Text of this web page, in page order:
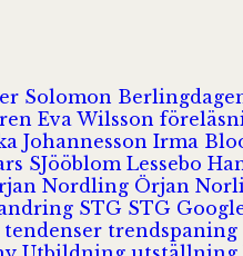
Solomon
Eva Wilsson
Johannesson Irma
SJööblom Lessebo
Nordling Örjan
STG STG
tendenser trendspaning